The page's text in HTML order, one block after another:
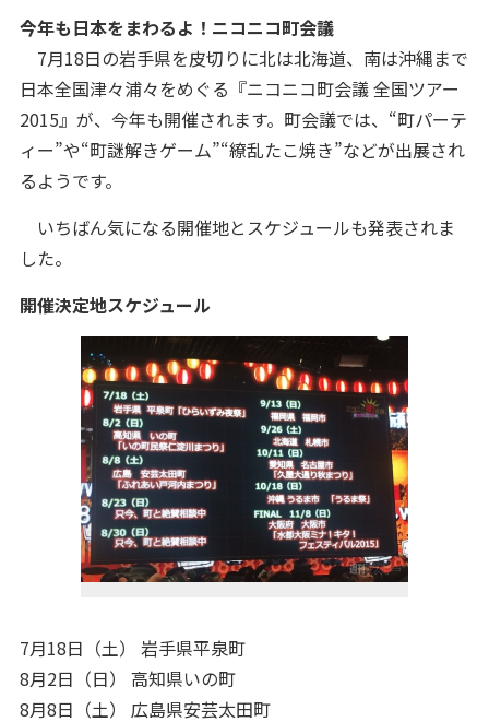
今年も日本をまわるよ！ニコニコ町会議
7月18日の岩手県を皮切りに北は北海道、南は沖縄まで
日本全国津々浦々をめぐる『ニコニコ町会議 全国ツアー
2015』が、今年も開催されます。町会議では、“町パーテ
ィー”や“町謎解きゲーム”“繚乱たこ焼き”などが出展され
るようです。
いちばん気になる開催地とスケジュールも発表されま
した。
開催決定地スケジュール
7月18日（土） 岩手県平泉町
8月2日（日） 高知県いの町
8月8日（土） 広島県安芸太田町